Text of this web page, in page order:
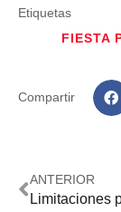
Etiquetas
FIESTA
Compartir
ANTERIOR